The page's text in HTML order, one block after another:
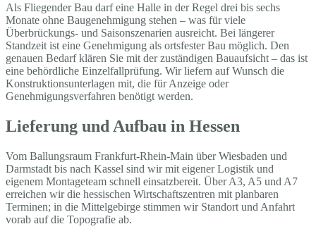
Als Fliegender Bau darf eine Halle in der Regel drei bis sechs
Monate ohne Baugenehmigung stehen – was für viele
Überbrückungs- und Saisonszenarien ausreicht. Bei längerer
Standzeit ist eine Genehmigung als ortsfester Bau möglich. Den
genauen Bedarf klären Sie mit der zuständigen Bauaufsicht – das ist
eine behördliche Einzelfallprüfung. Wir liefern auf Wunsch die
Konstruktionsunterlagen mit, die für Anzeige oder
Genehmigungsverfahren benötigt werden.
Lieferung und Aufbau in Hessen
Vom Ballungsraum Frankfurt-Rhein-Main über Wiesbaden und
Darmstadt bis nach Kassel sind wir mit eigener Logistik und
eigenem Montageteam schnell einsatzbereit. Über A3, A5 und A7
erreichen wir die hessischen Wirtschaftszentren mit planbaren
Terminen; in die Mittelgebirge stimmen wir Standort und Anfahrt
vorab auf die Topografie ab.